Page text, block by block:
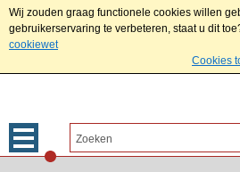
Wij zouden graag functionele cookies willen
gebruikerservaring te verbeteren, staat u dit
cookiewet
Cookies